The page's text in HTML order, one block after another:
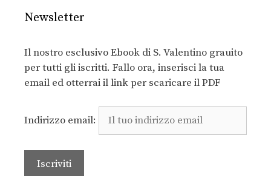
Newsletter
Il nostro esclusivo Ebook di S. Valentino grauito
per tutti gli iscritti. Fallo ora, inserisci la tua
email ed otterrai il link per scaricare il PDF
Indirizzo email: